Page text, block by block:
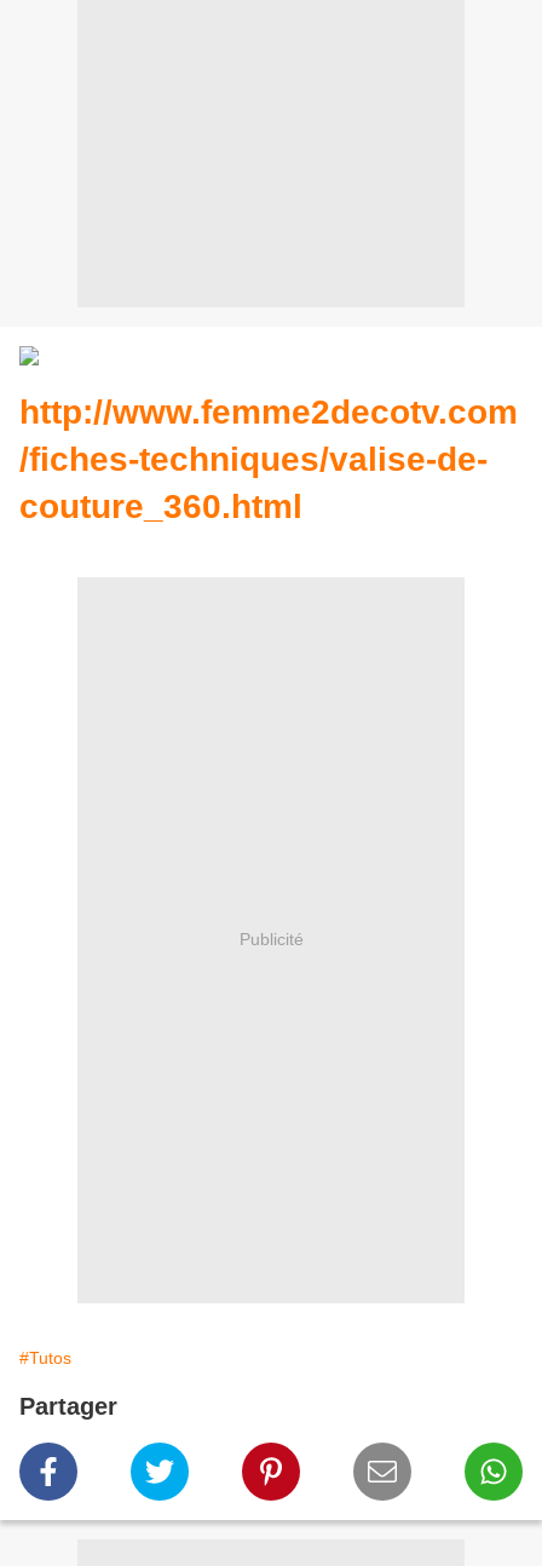
http://www.femme2decotv.com
/fiches-techniques/valise-de-
couture_360.html
Publicité
#Tutos
Partager